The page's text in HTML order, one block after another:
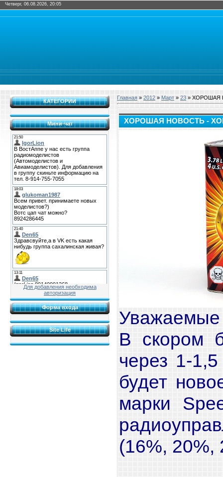
Четверг, 06.08.2026, 20:05
КАТЕГОРИИ
Мини-чат
Для добавления необходима
авторизация
Форма входа
Site Life
Главная » 2012 » Март » 23 » ХОРОШАЯ
ХОРОШАЯ НОВОСТЬ -
В скором
через 1-
будет
марки
(16%, 20%,